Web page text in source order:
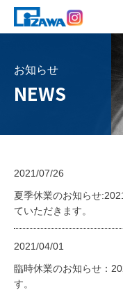
お知らせ
NEWS
2021/07/26
夏季休業のお知らせ
ていただきます。
2021/04/01
臨時休業のお知らせ：
す。